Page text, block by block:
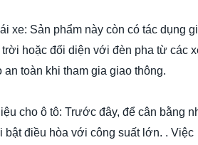
xe: Sản phẩm này còn có tác dụng
hoặc đối diện với đèn pha từ các
an toàn khi tham gia giao thông.
cho ô tô: Trước đây, để cân bằng
bật điều hòa với công suất lớn. .